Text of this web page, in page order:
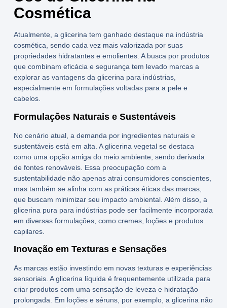
Cosmética
Atualmente, a glicerina tem ganhado destaque na indústria
cosmética, sendo cada vez mais valorizada por suas
propriedades hidratantes e emolientes. A busca por produtos
que combinam eficácia e segurança tem levado marcas a
explorar as vantagens da glicerina para indústrias,
especialmente em formulações voltadas para a pele e
cabelos.
Formulações Naturais e Sustentáveis
No cenário atual, a demanda por ingredientes naturais e
sustentáveis está em alta. Aglicerina vegetalse destaca
como uma opção amiga do meio ambiente, sendo derivada
de fontes renováveis. Essa preocupação com a
sustentabilidade não apenas atrai consumidores conscientes,
mas também se alinha com as práticas éticas das marcas,
que buscam minimizar seu impacto ambiental. Além disso, a
glicerina pura para indústrias pode ser facilmente incorporada
em diversas formulações, como cremes, loções e produtos
capilares.
Inovação em Texturas e Sensações
As marcas estão investindo em novas texturas e experiências
sensoriais. Aglicerina líquida é frequentemente utilizada para
criar produtos com uma sensação de leveza e hidratação
prolongada. Em loções e séruns, por exemplo, a glicerina não